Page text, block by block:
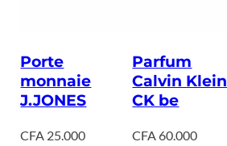
Porte
monnaie
J.JONES
CFA 25.000
Parfum
Calvin Klein
CK be
CFA 60.000